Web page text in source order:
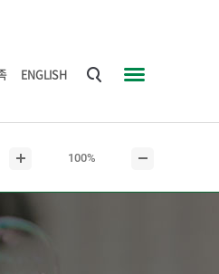
ENGLISH
색
본
문
확
대
현
100%
문